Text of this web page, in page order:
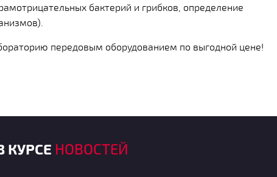
бактерий и грибков, определение
передовым оборудованием по выгодной цене!
КУРСЕ НОВОСТЕЙ